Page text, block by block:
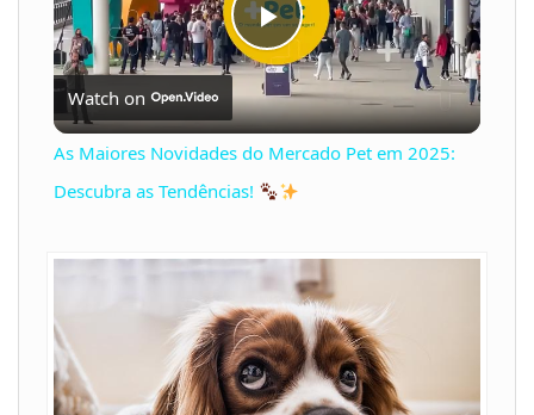
P
l
a
y
V
i
Watch on
As Maiores Novidades do Mercado Pet em 2025:
Descubra as Tendências!